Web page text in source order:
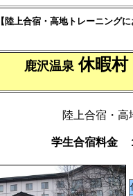
【陸上合宿・高地トレーニン
鹿沢温泉 休暇
陸上合宿・
学生合宿料金